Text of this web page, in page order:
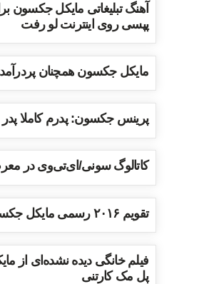
آهنگ تبلیغاتی مایکل جکسون
پپسی روی اینترنت لو رفت
مایکل جکسون همچنان
پرینس جکسون: پدرم کاملا
کاتالوگ سونی/ای‌تی‌وی در
تقویم ۲۰۱۶ رسمی مایکل جکسون
فیلم خانگی دیده نشده‌ای از
پل مک کارتنی